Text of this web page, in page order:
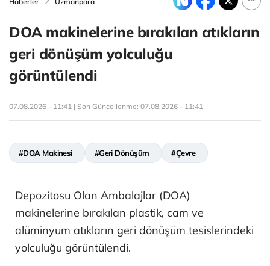
DOA makinelerine bırakılan atıkların
geri dönüşüm yolculuğu
görüntülendi
07.08.2026 - 11:41 | Son Güncellenme: 07.08.2026 - 11:41
#DOA Makinesi #Geri Dönüşüm #Çevre
Depozitosu Olan Ambalajlar (DOA)
makinelerine bırakılan plastik, cam ve
alüminyum atıkların geri dönüşüm tesislerindeki
yolculuğu görüntülendi.